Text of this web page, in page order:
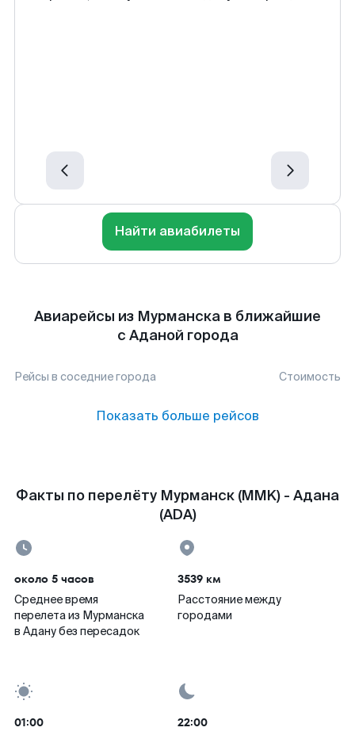
Найти авиабилеты
Авиарейсы из Мурманска в ближайшие
с Аданой города
Рейсы в соседние города Стоимость
Показать больше рейсов
Факты по перелёту Мурманск (MMK) - Адана
(ADA)
около 5 часов
Среднее время
перелета из Мурманска
в Адану без пересадок
3539 км
Расстояние между
городами
01:00 22:00